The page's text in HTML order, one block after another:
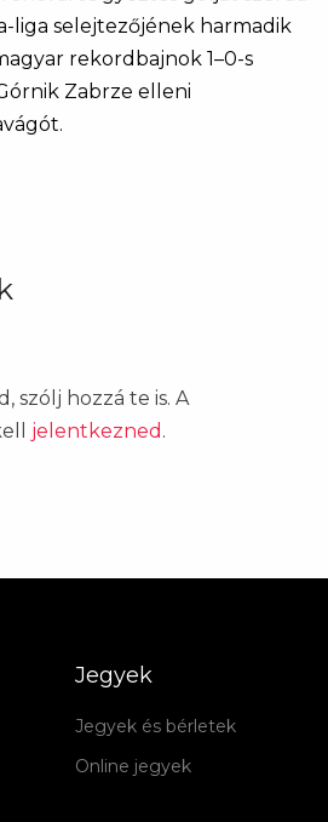
liga selejtezőjének harmadik
rekordbajnok 1–0-s
Zabrze elleni
szólj hozzá te is. A
jelentkezned .
Jegyek
Jegyek és bérletek
Online jegyek